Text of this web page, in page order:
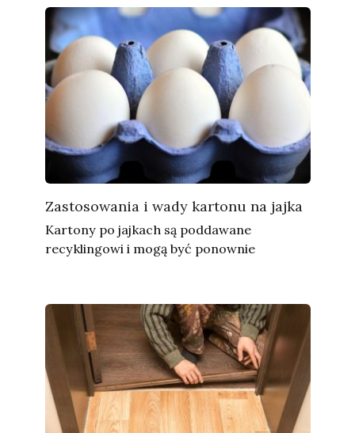
Zastosowania i wady kartonu na jajka
Kartony po jajkach są poddawane
recyklingowi i mogą być ponownie